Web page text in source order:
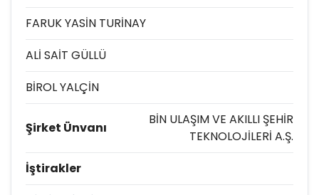
FARUK YASİN TURİNAY
ALİ SAİT GÜLLÜ
BİROL YALÇİN
Şirket Ünvanı
BİN ULAŞIM VE AKILLI ŞEHİR
TEKNOLOJİLERİ A.Ş.
İştirakler